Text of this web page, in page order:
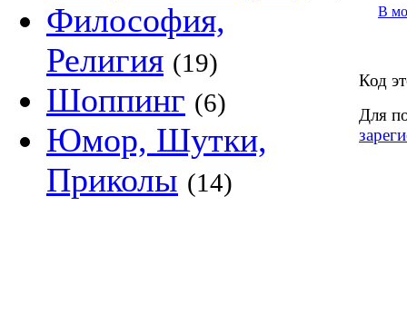
Философия,
Религия (19)
Шоппинг (6)
Юмор, Шутки,
Приколы (14)
В
Код
Для